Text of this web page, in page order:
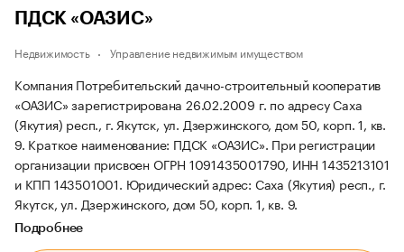
ПДСК «ОАЗИС»
Недвижимость Управление недвижимым имуществом
Компания Потребительский дачно-строительный кооператив
«ОАЗИС» зарегистрирована 26.02.2009 г. по адресу Саха
(Якутия) респ., г. Якутск, ул. Дзержинского, дом 50, корп. 1, кв.
9. Краткое наименование: ПДСК «ОАЗИС». При регистрации
организации присвоен ОГРН 1091435001790, ИНН 1435213101
и КПП 143501001. Юридический адрес: Саха (Якутия) респ., г.
Якутск, ул. Дзержинского, дом 50, корп. 1, кв. 9.
Подробнее